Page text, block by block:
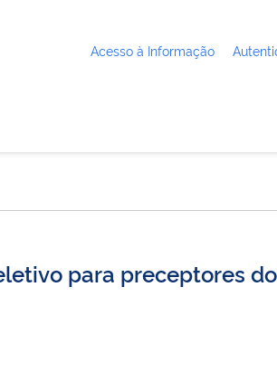
Acesso à Informação
para preceptores